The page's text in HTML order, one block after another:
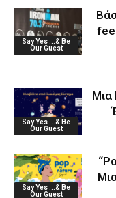
Say Yes ...& Be
Our Guest
Say Yes ...& Be
Our Guest
Μια
Say Yes ...& Be
Our Guest